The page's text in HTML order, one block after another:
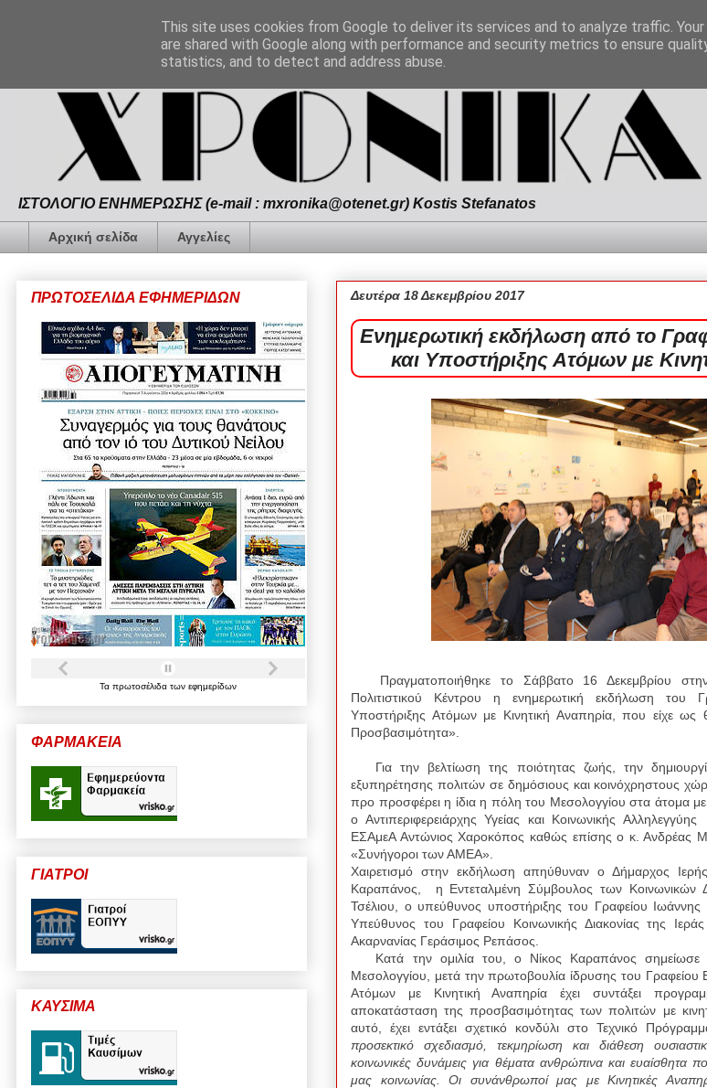
ΙΣΤΟΛΟΓΙΟ ΕΝΗΜΕΡΩΣΗΣ (e-mail : mxronika@otenet.gr) Kostis Stefanatos
Αρχική σελίδα Αγγελίες
Δευτέρα 18 Δεκεμβρίου 2017
Ενημερωτική εκδήλωση από το
και Υποστήριξης Ατόμων με
Πραγματοποιήθηκε το Σάββατο 16 Δεκεμβρίου
Πολιτιστικού Κέντρου η ενημερωτική εκδήλωση του
Υποστήριξης Ατόμων με Κινητική Αναπηρία, που είχε ως
Προσβασιμότητα».
Για την βελτίωση της ποιότητας ζωής, την
εξυπηρέτησης πολιτών σε δημόσιους και κοινόχρηστους
προ προσφέρει η ίδια η πόλη του Μεσολογγίου στα άτομα με
ο Αντιπεριφερειάρχης Υγείας και Κοινωνικής
ΕΣΑμεΑ Αντώνιος Χαροκόπος καθώς επίσης ο κ. Ανδρέας
«Συνήγοροι των ΑΜΕΑ».
Χαιρετισμό στην εκδήλωση απηύθυναν ο Δήμαρχος
Καραπάνος, η Εντεταλμένη Σύμβουλος των Κοινωνικών
Τσέλιου, ο υπεύθυνος υποστήριξης του Γραφείου Ιωάννης
Υπεύθυνος του Γραφείου Κοινωνικής Διακονίας της
Ακαρνανίας Γεράσιμος Ρεπάσος.
Κατά την ομιλία του, ο Νίκος Καραπάνος
Μεσολογγίου, μετά την πρωτοβουλία ίδρυσης του Γραφείου
Ατόμων με Κινητική Αναπηρία έχει συντάξει
αποκατάσταση της προσβασιμότητας των πολιτών με
αυτό, έχει εντάξει σχετικό κονδύλι στο Τεχνικό
προσεκτικό σχεδιασμό, τεκμηρίωση και διάθεση
κοινωνικές δυνάμεις για θέματα ανθρώπινα και ευαίσθητα
μας κοινωνίας. Οι συνάνθρωποί μας με Κινητικές
ΠΡΩΤΟΣΕΛΙΔΑ ΕΦΗΜΕΡΙΔΩΝ
Τα πρωτοσέλιδα των εφημερίδων
ΦΑΡΜΑΚΕΙΑ
ΓΙΑΤΡΟΙ
ΚΑΥΣΙΜΑ
This site uses cookies from Google to deliver its services and to analyze traffic.
are shared with Google along with performance and security metrics to ensure
statistics, and to detect and address abuse.